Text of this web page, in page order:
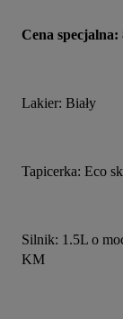
Cena specjalna:
Lakier: Biały
Tapicerka: Eco
Silnik: 1.5L o
KM